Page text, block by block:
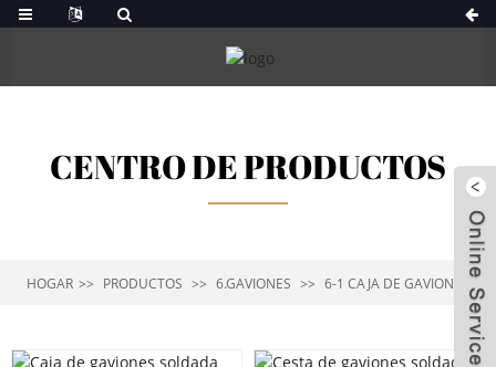
CENTRO DE PRODUCTOS
HOGAR PRODUCTOS 6.GAVIONES 6-1 CAJA DE GAVIONES